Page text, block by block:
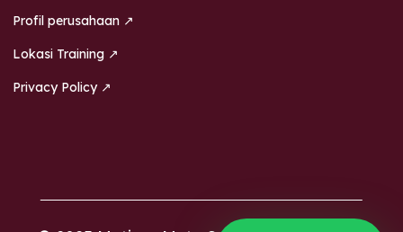
Profil perusahaan ↗
Lokasi Training ↗
Privacy Policy ↗